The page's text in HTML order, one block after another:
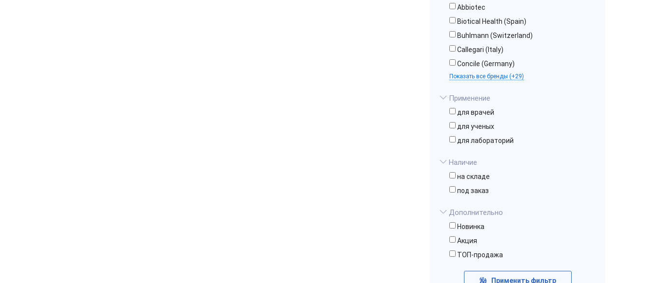
Abbiotec
Biotical Health (Spain)
Buhlmann (Switzerland)
Callegari (Italy)
Concile (Germany)
Показать все бренды (+29)
Применение
для врачей
для ученых
для лабораторий
Наличие
на складе
под заказ
Дополнительно
Новинка
Акция
ТОП-продажа
Применить фильтр